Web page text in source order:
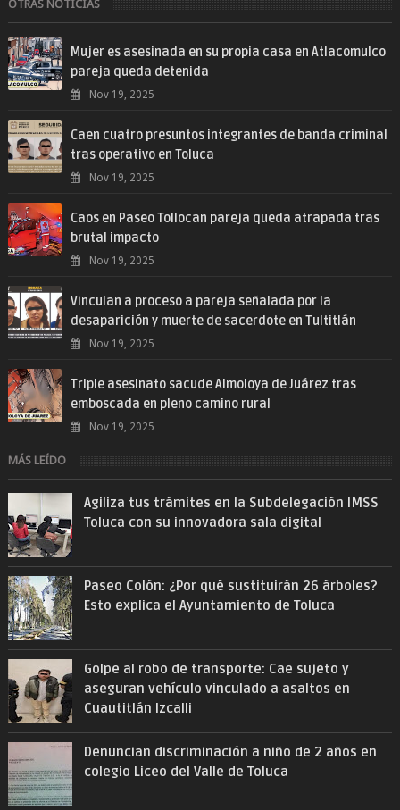
OTRAS NOTICIAS
Mujer es asesinada en su propia casa en Atlacomulco
pareja queda detenida
Nov 19, 2025
Caen cuatro presuntos integrantes de banda criminal
tras operativo en Toluca
Nov 19, 2025
Caos en Paseo Tollocan pareja queda atrapada tras
brutal impacto
Nov 19, 2025
Vinculan a proceso a pareja señalada por la
desaparición y muerte de sacerdote en Tultitlán
Nov 19, 2025
Triple asesinato sacude Almoloya de Juárez tras
emboscada en pleno camino rural
Nov 19, 2025
MÁS LEÍDO
Agiliza tus trámites en la Subdelegación IMSS
Toluca con su innovadora sala digital
Paseo Colón: ¿Por qué sustituirán 26 árboles?
Esto explica el Ayuntamiento de Toluca
Golpe al robo de transporte: Cae sujeto y
aseguran vehículo vinculado a asaltos en
Cuautitlán Izcalli
Denuncian discriminación a niño de 2 años en
colegio Liceo del Valle de Toluca